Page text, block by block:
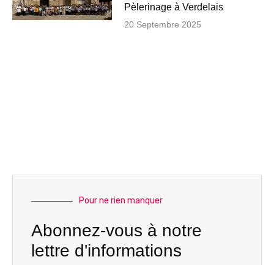
Pèlerinage à Verdelais
20 Septembre 2025
Pour ne rien manquer
Abonnez-vous à notre
lettre d'informations